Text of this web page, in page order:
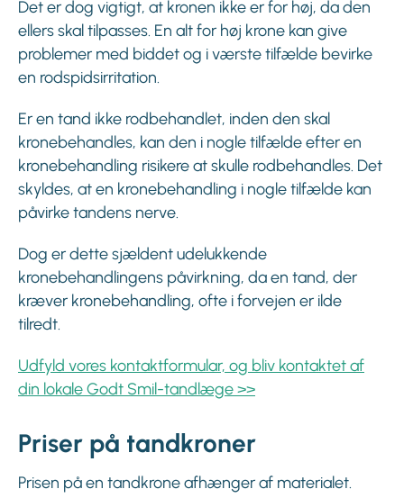
Det er dog vigtigt, at kronen ikke er for høj, da den
ellers skal tilpasses. En alt for høj krone kan give
problemer med biddet og i værste tilfælde bevirke
en rodspidsirritation.
Er en tand ikke rodbehandlet, inden den skal
kronebehandles, kan den i nogle tilfælde efter en
kronebehandling risikere at skulle rodbehandles. Det
skyldes, at en kronebehandling i nogle tilfælde kan
påvirke tandens nerve.
Dog er dette sjældent udelukkende
kronebehandlingens påvirkning, da en tand, der
kræver kronebehandling, ofte i forvejen er ilde
tilredt.
Udfyld vores kontaktformular, og bliv kontaktet af
din lokale Godt Smil-tandlæge >>
Priser på tandkroner
Prisen på en tandkrone afhænger af materialet.